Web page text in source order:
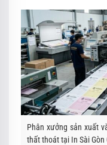
Phân xưởng sản xuất
thất thoát tại In Sài Gòn